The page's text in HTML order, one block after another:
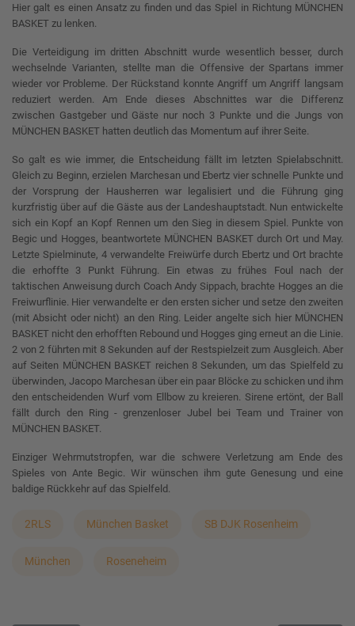
Hier galt es einen Ansatz zu finden und das Spiel in Richtung MÜNCHEN
BASKET zu lenken.
Die Verteidigung im dritten Abschnitt wurde wesentlich besser, durch
wechselnde Varianten, stellte man die Offensive der Spartans immer
wieder vor Probleme. Der Rückstand konnte Angriff um Angriff langsam
reduziert werden. Am Ende dieses Abschnittes war die Differenz
zwischen Gastgeber und Gäste nur noch 3 Punkte und die Jungs von
MÜNCHEN BASKET hatten deutlich das Momentum auf ihrer Seite.
So galt es wie immer, die Entscheidung fällt im letzten Spielabschnitt.
Gleich zu Beginn, erzielen Marchesan und Ebertz vier schnelle Punkte und
der Vorsprung der Hausherren war legalisiert und die Führung ging
kurzfristig über auf die Gäste aus der Landeshauptstadt. Nun entwickelte
sich ein Kopf an Kopf Rennen um den Sieg in diesem Spiel. Punkte von
Begic und Hogges, beantwortete MÜNCHEN BASKET durch Ort und May.
Letzte Spielminute, 4 verwandelte Freiwürfe durch Ebertz und Ort brachte
die erhoffte 3 Punkt Führung. Ein etwas zu frühes Foul nach der
taktischen Anweisung durch Coach Andy Sippach, brachte Hogges an die
Freiwurflinie. Hier verwandelte er den ersten sicher und setze den zweiten
(mit Absicht oder nicht) an den Ring. Leider angelte sich hier MÜNCHEN
BASKET nicht den erhofften Rebound und Hogges ging erneut an die Linie.
2 von 2 führten mit 8 Sekunden auf der Restspielzeit zum Ausgleich. Aber
auf Seiten MÜNCHEN BASKET reichen 8 Sekunden, um das Spielfeld zu
überwinden, Jacopo Marchesan über ein paar Blöcke zu schicken und ihm
den entscheidenden Wurf vom Ellbow zu kreieren. Sirene ertönt, der Ball
fällt durch den Ring - grenzenloser Jubel bei Team und Trainer von
MÜNCHEN BASKET.
Einziger Wehrmutstropfen, war die schwere Verletzung am Ende des
Spieles von Ante Begic. Wir wünschen ihm gute Genesung und eine
baldige Rückkehr auf das Spielfeld.
2RLS München Basket SB DJK Rosenheim
München Roseneheim